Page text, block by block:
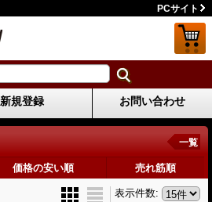
PCサイト
新規登録 お問い合わせ
一覧
価格の安い順 売れ筋順
表示件数: